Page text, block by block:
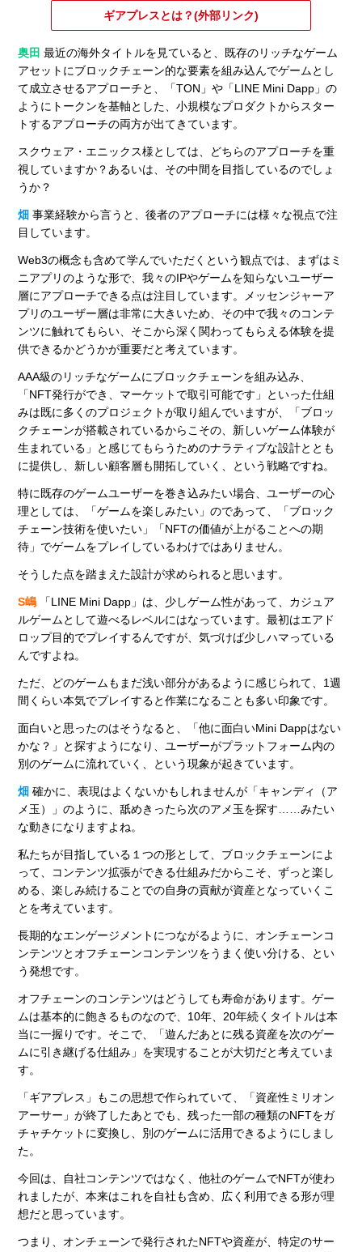
ギアプレスとは？(外部リンク)
奥田最近の海外タイトルを見ていると、既存のリッチなゲーム
アセットにブロックチェーン的な要素を組み込んでゲームとし
て成立させるアプローチと、「TON」や「LINE Mini Dapp」の
ようにトークンを基軸とした、小規模なプロダクトからスター
トするアプローチの両方が出てきています。
スクウェア・エニックス様としては、どちらのアプローチを重
視していますか？あるいは、その中間を目指しているのでしょ
うか？
畑 事業経験から言うと、後者のアプローチには様々な視点で注
目しています。
Web3の概念も含めて学んでいただくという観点では、まずはミ
ニアプリのような形で、我々のIPやゲームを知らないユーザー
層にアプローチできる点は注目しています。メッセンジャーア
プリのユーザー層は非常に大きいため、その中で我々のコンテ
ンツに触れてもらい、そこから深く関わってもらえる体験を提
供できるかどうかが重要だと考えています。
AAA級のリッチなゲームにブロックチェーンを組み込み、
「NFT発行ができ、マーケットで取引可能です」といった仕組
みは既に多くのプロジェクトが取り組んでいますが、「ブロッ
クチェーンが搭載されているからこその、新しいゲーム体験が
生まれている」と感じてもらうためのナラティブな設計ととも
に提供し、新しい顧客層も開拓していく、という戦略ですね。
特に既存のゲームユーザーを巻き込みたい場合、ユーザーの心
理としては、「ゲームを楽しみたい」のであって、「ブロック
チェーン技術を使いたい」「NFTの価値が上がることへの期
待」でゲームをプレイしているわけではありません。
そうした点を踏まえた設計が求められると思います。
S嶋
「LINE Mini Dapp」は、少しゲーム性があって、カジュア
ルゲームとして遊べるレベルにはなっています。最初はエアド
ロップ目的でプレイするんですが、気づけば少しハマっている
んですよね。
ただ、どのゲームもまだ浅い部分があるように感じられて、1週
間くらい本気でプレイすると作業になることも多い印象です。
面白いと思ったのはそうなると、「他に面白いMini Dappはない
かな？」と探すようになり、ユーザーがプラットフォーム内の
別のゲームに流れていく、という現象が起きています。
畑 確かに、表現はよくないかもしれませんが「キャンディ（ア
メ玉）」のように、舐めきったら次のアメ玉を探す……みたい
な動きになりますよね。
私たちが目指している１つの形として、ブロックチェーンによ
って、コンテンツ拡張ができる仕組みだからこそ、ずっと楽し
める、楽しみ続けることでの自身の貢献が資産となっていくこ
とを考えています。
長期的なエンゲージメントにつながるように、オンチェーンコ
ンテンツとオフチェーンコンテンツをうまく使い分ける、とい
う発想です。
オフチェーンのコンテンツはどうしても寿命があります。ゲー
ムは基本的に飽きるものなので、10年、20年続くタイトルは本
当に一握りです。そこで、「遊んだあとに残る資産を次のゲー
ムに引き継げる仕組み」を実現することが大切だと考えていま
す。
「ギアプレス」もこの思想で作られていて、「資産性ミリオン
アーサー」が終了したあとでも、残った一部の種類のNFTをガ
チャチケットに変換し、別のゲームに活用できるようにしまし
た。
今回は、自社コンテンツではなく、他社のゲームでNFTが使わ
れましたが、本来はこれを自社も含め、広く利用できる形が理
想だと思っています。
つまり、オンチェーンで発行されたNFTや資産が、特定のサー